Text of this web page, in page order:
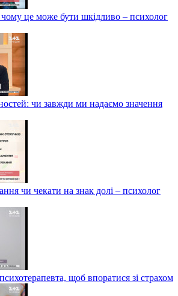
чому це може бути шкідливо – психолог
чи завжди ми надаємо значення
чи чекати на знак долі – психолог
щоб впоратися зі страхом